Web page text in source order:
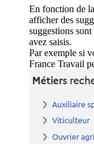
En fonction de
afficher des
suggestions
avez saisis.
Par exemple si
France Travail